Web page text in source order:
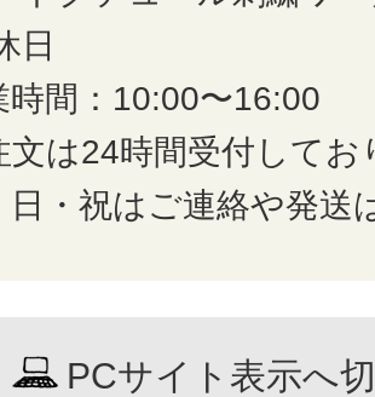
日
時間：10:00〜16:00
文は24時間受付してお
日・祝はご連絡や発送
PCサイト表示へ